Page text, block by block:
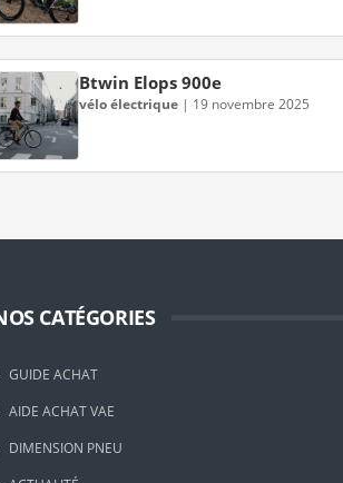
Btwin Elops 900e
vélo électrique| 19 novembre 2025
CATÉGORIES
GUIDE ACHAT
AIDE ACHAT VAE
DIMENSION PNEU